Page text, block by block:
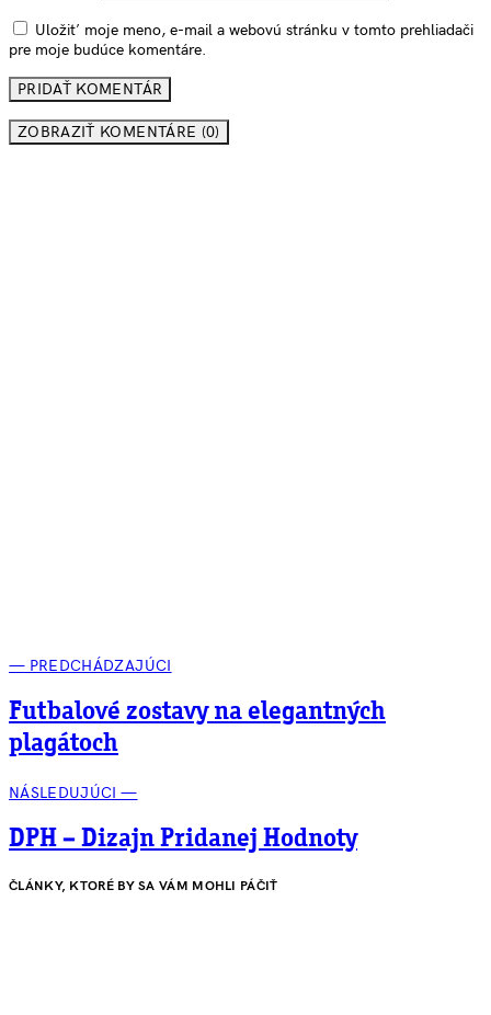
Uložiť moje meno, e-mail a webovú stránku v tomto prehliadači
pre moje budúce komentáre.
ZOBRAZIŤ KOMENTÁRE (0)
— PREDCHÁDZAJÚCI
Futbalové zostavy na elegantných
plagátoch
NÁSLEDUJÚCI —
DPH – Dizajn Pridanej Hodnoty
ČLÁNKY, KTORÉ BY SA VÁM MOHLI PÁČIŤ